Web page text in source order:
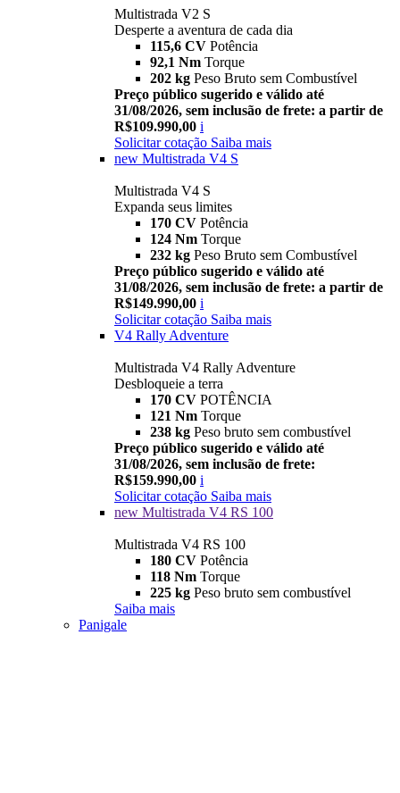
Multistrada V2 S
Desperte a aventura de cada dia
115,6 CV Potência
92,1 Nm Torque
202 kg Peso Bruto sem Combustível
Preço público sugerido e válido até
31/08/2026, sem inclusão de frete: a partir de
R$109.990,00 i
Solicitar cotação Saiba mais
new Multistrada V4 S
Multistrada V4 S
Expanda seus limites
170 CV Potência
124 Nm Torque
232 kg Peso Bruto sem Combustível
Preço público sugerido e válido até
31/08/2026, sem inclusão de frete: a partir de
R$149.990,00 i
Solicitar cotação Saiba mais
V4 Rally Adventure
Multistrada V4 Rally Adventure
Desbloqueie a terra
170 CV POTÊNCIA
121 Nm Torque
238 kg Peso bruto sem combustível
Preço público sugerido e válido até
31/08/2026, sem inclusão de frete:
R$159.990,00 i
Solicitar cotação Saiba mais
new Multistrada V4 RS 100
Multistrada V4 RS 100
180 CV Potência
118 Nm Torque
225 kg Peso bruto sem combustível
Saiba mais
Panigale